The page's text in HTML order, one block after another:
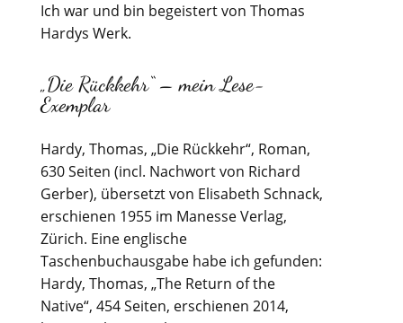
Ich war und bin begeistert von Thomas
Hardys Werk.
„Die Rückkehr“ – mein Lese-
Exemplar
Hardy, Thomas, „Die Rückkehr“, Roman,
630 Seiten (incl. Nachwort von Richard
Gerber), übersetzt von Elisabeth Schnack,
erschienen 1955 im Manesse Verlag,
Zürich. Eine englische
Taschenbuchausgabe habe ich gefunden:
Hardy, Thomas, „The Return of the
Native“, 454 Seiten, erschienen 2014,